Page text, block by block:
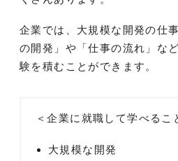
企業では、大規模な開発の仕
の開発」や「仕事の流れ」な
験を積むことができます。
＜企業に就職して学べるこ
大規模な開発